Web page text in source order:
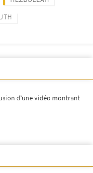
d’une vidéo montrant